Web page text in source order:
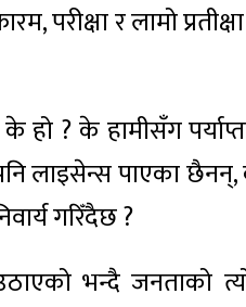
परीक्षा र लामो
? के हामीसँग पर्याप्त
लाइसेन्स पाएका छैनन्,
गरिँदैछ ?
भन्दै जनताको